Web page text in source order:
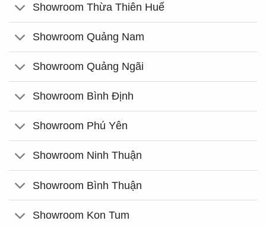
Showroom Thừa Thiên Huế
Showroom Quảng Nam
Showroom Quảng Ngãi
Showroom Bình Định
Showroom Phú Yên
Showroom Ninh Thuận
Showroom Bình Thuận
Showroom Kon Tum